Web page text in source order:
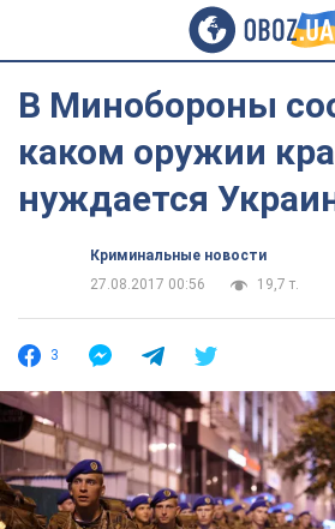
В Минобороны
каком оружии
нуждается
Криминальные новости
27.08.2017 00:56
19,7 т.
3